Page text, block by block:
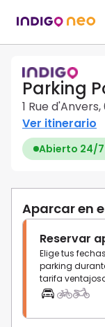
Parking
1 Rue
Ver itinerario
Abierto 24/7
Aparcar en
Reservar
Elige tus
parking
tarifa